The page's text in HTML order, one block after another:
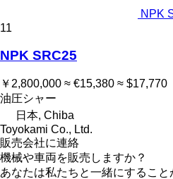
NPK
11
NPK SRC25
￥2,800,000 ≈ €15,380 ≈ $17,770
油圧シャー
日本, Chiba
Toyokami Co., Ltd.
販売会社に連絡
機械や車両を販売しますか？
あなたは私たちと一緒にすること